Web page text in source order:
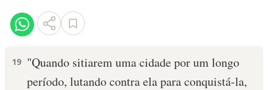
VERSÍCULOS
PALAVRA DO DIA
19 "Quando sitiarem uma cidade por um longo
período, lutando contra ela para conquistá-la,